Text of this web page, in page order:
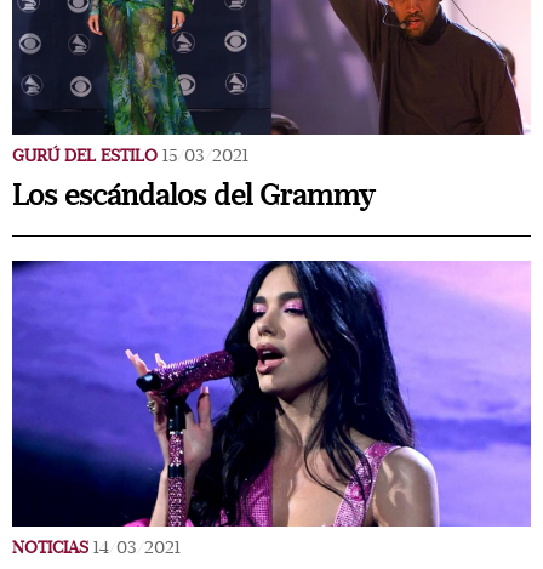
GURÚ DEL ESTILO 15/03/2021
Los escándalos del Grammy
NOTICIAS 14/03/2021